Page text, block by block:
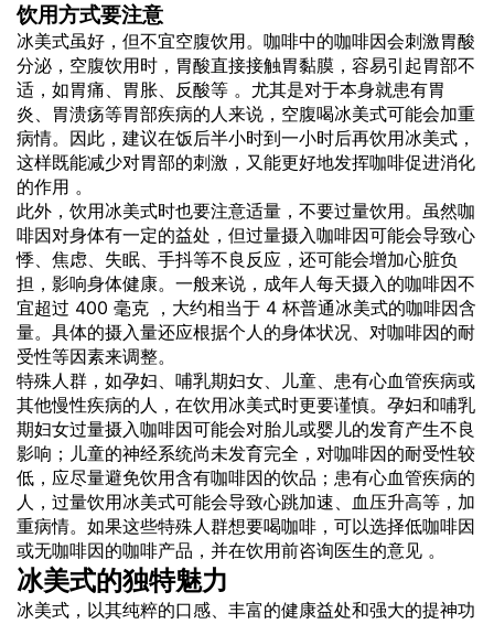
饮用方式要注意
冰美式虽好，但不宜空腹饮用。咖啡中的咖啡因会刺激胃酸
分泌，空腹饮用时，胃酸直接接触胃黏膜，容易引起胃部不
适，如胃痛、胃胀、反酸等 。尤其是对于本身就患有胃
炎、胃溃疡等胃部疾病的人来说，空腹喝冰美式可能会加重
病情。因此，建议在饭后半小时到一小时后再饮用冰美式，
这样既能减少对胃部的刺激，又能更好地发挥咖啡促进消化
的作用 。
此外，饮用冰美式时也要注意适量，不要过量饮用。虽然咖
啡因对身体有一定的益处，但过量摄入咖啡因可能会导致心
悸、焦虑、失眠、手抖等不良反应，还可能会增加心脏负
担，影响身体健康。一般来说，成年人每天摄入的咖啡因不
宜超过 400 毫克 ，大约相当于 4 杯普通冰美式的咖啡因含
量。具体的摄入量还应根据个人的身体状况、对咖啡因的耐
受性等因素来调整。
特殊人群，如孕妇、哺乳期妇女、儿童、患有心血管疾病或
其他慢性疾病的人，在饮用冰美式时更要谨慎。孕妇和哺乳
期妇女过量摄入咖啡因可能会对胎儿或婴儿的发育产生不良
影响；儿童的神经系统尚未发育完全，对咖啡因的耐受性较
低，应尽量避免饮用含有咖啡因的饮品；患有心血管疾病的
人，过量饮用冰美式可能会导致心跳加速、血压升高等，加
重病情。如果这些特殊人群想要喝咖啡，可以选择低咖啡因
或无咖啡因的咖啡产品，并在饮用前咨询医生的意见 。
冰美式的独特魅力
冰美式，以其纯粹的口感、丰富的健康益处和强大的提神功